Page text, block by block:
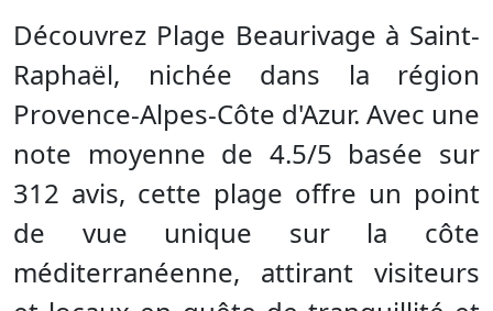
Découvrez Plage Beaurivage à Saint-
Raphaël, nichée dans la région
Provence-Alpes-Côte d'Azur. Avec une
note moyenne de 4.5/5 basée sur
312 avis, cette plage offre un point
de vue unique sur la côte
méditerranéenne, attirant visiteurs